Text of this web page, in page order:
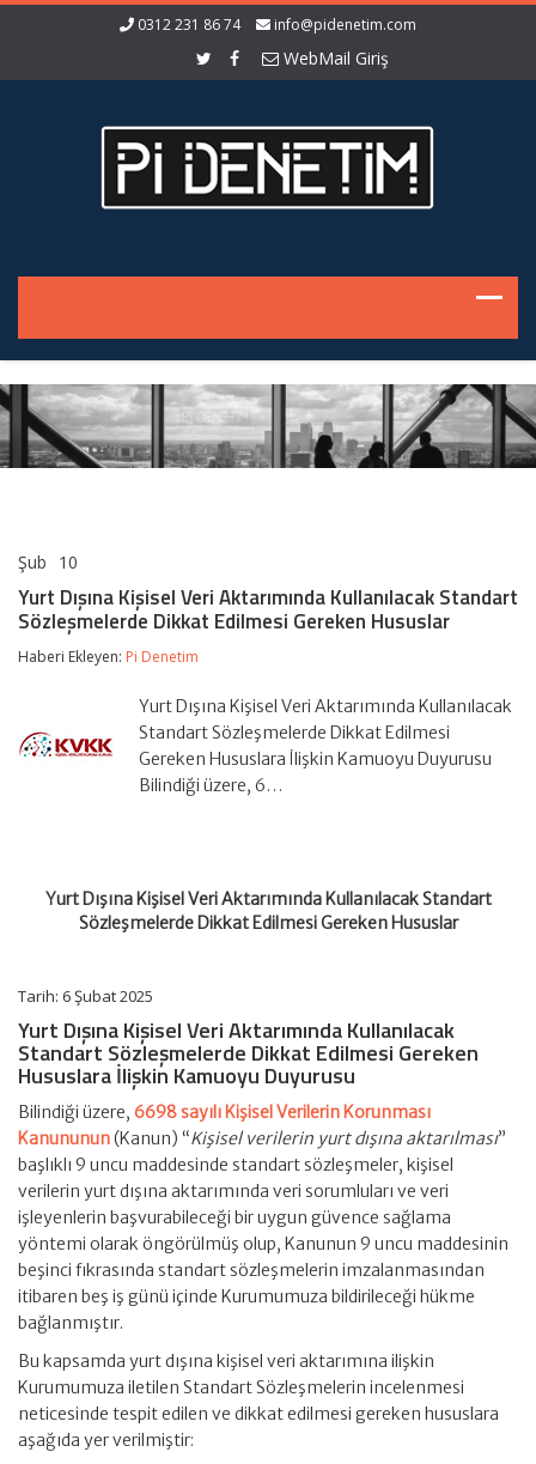
0312 231 86 74 info@pidenetim.com
WebMail Giriş
Şub 10
Kişisel
Veri
Kullanılacak
Sözleşmelerde
Dikkat
Edilmesi
Gereken
Hususlar
Yurt Dışına Kişisel Veri Aktarımında Kullanılacak Standart
Sözleşmelerde Dikkat Edilmesi Gereken Hususlar
Haberi Ekleyen: Pi Denetim
Yurt Dışına Kişisel Veri Aktarımında Kullanılacak
Standart Sözleşmelerde Dikkat Edilmesi
Gereken Hususlara İlişkin Kamuoyu Duyurusu
Bilindiği üzere, 6…
Yurt Dışına Kişisel Veri Aktarımında Kullanılacak Standart
Sözleşmelerde Dikkat Edilmesi Gereken Hususlar
Tarih: 6 Şubat 2025
Yurt Dışına Kişisel Veri Aktarımında Kullanılacak
Standart Sözleşmelerde Dikkat Edilmesi Gereken
Hususlara İlişkin Kamuoyu Duyurusu
Bilindiği üzere, 6698 sayılı Kişisel Verilerin Korunması
Kanununun(Kanun) “Kişisel verilerin yurt dışına aktarılması”
başlıklı 9 uncu maddesinde standart sözleşmeler, kişisel
verilerin yurt dışına aktarımında veri sorumluları ve veri
işleyenlerin başvurabileceği bir uygun güvence sağlama
yöntemi olarak öngörülmüş olup, Kanunun 9 uncu maddesinin
beşinci fıkrasında standart sözleşmelerin imzalanmasından
itibaren beş iş günü içinde Kurumumuza bildirileceği hükme
bağlanmıştır.
Bu kapsamda yurt dışına kişisel veri aktarımına ilişkin
Kurumumuza iletilen Standart Sözleşmelerin incelenmesi
neticesinde tespit edilen ve dikkat edilmesi gereken hususlara
aşağıda yer verilmiştir: